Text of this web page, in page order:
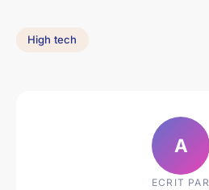
High tech
A
ECRIT PAR